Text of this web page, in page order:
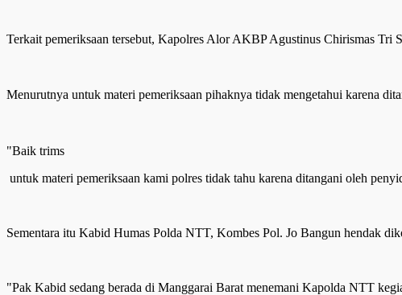
Terkait pemeriksaan tersebut, Kapolres Alor AKBP Agustinus Chirismas
Menurutnya untuk materi pemeriksaan pihaknya tidak mengetahui karena
"Baik trims
untuk materi pemeriksaan kami polres tidak tahu karena ditangani oleh
Sementara itu Kabid Humas Polda NTT, Kombes Pol. Jo Bangun hendak
"Pak Kabid sedang berada di Manggarai Barat menemani Kapolda NTT